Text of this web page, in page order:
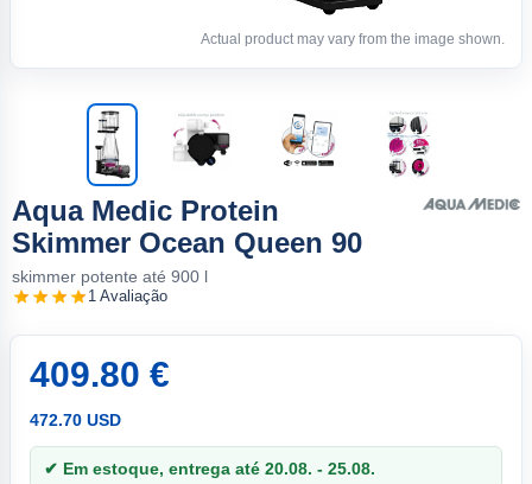
Actual product may vary from the image shown.
Aqua Medic Protein
Skimmer Ocean Queen 90
skimmer potente até 900 l
1 Avaliação
409.80 €
472.70 USD
✔ Em estoque, entrega até 20.08. - 25.08.